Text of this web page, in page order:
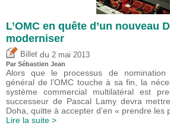
L’OMC en quête d’un nouveau
moderniser
Billet du 2 mai 2013
Par Sébastien Jean
Alors que le processus de nomination
général de l’OMC touche à sa fin, la
système commercial multilatéral est
successeur de Pascal Lamy devra
Doha, quitte à accepter d’en « prendre les
Lire la suite >